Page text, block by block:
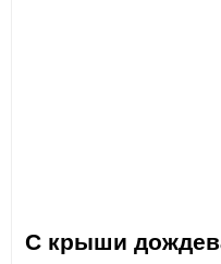
С крыши